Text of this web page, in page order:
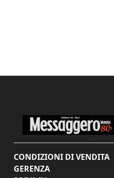
CONDIZIONI DI VENDITA
GERENZA